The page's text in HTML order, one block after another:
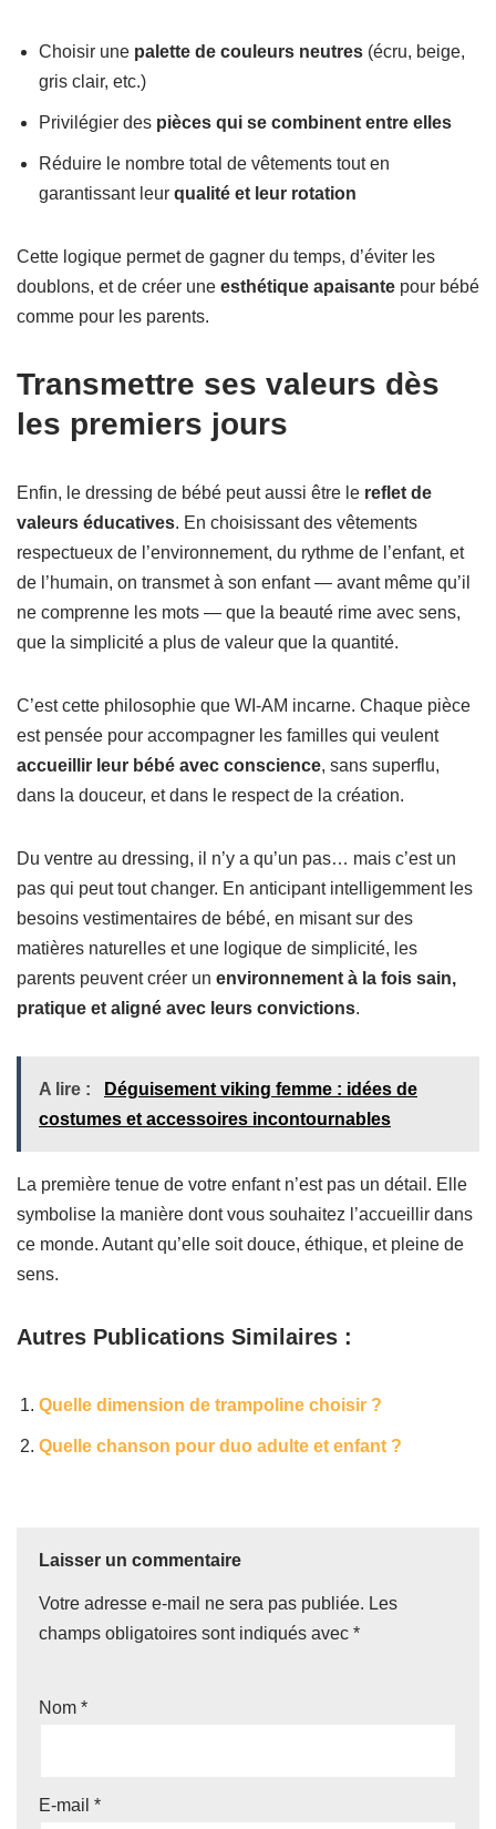
Choisir une palette de couleurs neutres (écru, beige,
gris clair, etc.)
Privilégier des pièces qui se combinent entre elles
Réduire le nombre total de vêtements tout en
garantissant leur qualité et leur rotation
Cette logique permet de gagner du temps, d’éviter les
doublons, et de créer une esthétique apaisante pour bébé
comme pour les parents.
Transmettre ses valeurs dès
les premiers jours
Enfin, le dressing de bébé peut aussi être le reflet de
valeurs éducatives. En choisissant des vêtements
respectueux de l’environnement, du rythme de l’enfant, et
de l’humain, on transmet à son enfant — avant même qu’il
ne comprenne les mots — que la beauté rime avec sens,
que la simplicité a plus de valeur que la quantité.
C’est cette philosophie que WI-AM incarne. Chaque pièce
est pensée pour accompagner les familles qui veulent
accueillir leur bébé avec conscience, sans superflu,
dans la douceur, et dans le respect de la création.
Du ventre au dressing, il n’y a qu’un pas… mais c’est un
pas qui peut tout changer. En anticipant intelligemment les
besoins vestimentaires de bébé, en misant sur des
matières naturelles et une logique de simplicité, les
parents peuvent créer un environnement à la fois sain,
pratique et aligné avec leurs convictions.
A lire :
Déguisement viking femme : idées de
costumes et accessoires incontournables
La première tenue de votre enfant n’est pas un détail. Elle
symbolise la manière dont vous souhaitez l’accueillir dans
ce monde. Autant qu’elle soit douce, éthique, et pleine de
sens.
Autres Publications Similaires :
Quelle ⁢dimension‍ de trampoline choisir ?
Quelle chanson pour duo adulte ‌et enfant ?
Laisser un commentaire
Votre adresse e-mail ne sera pas publiée. Les
champs obligatoires sont indiqués avec *
Nom *
E-mail *